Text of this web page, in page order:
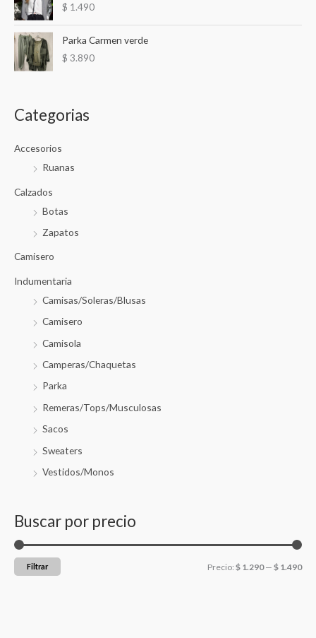
$ 1.490
Parka Carmen verde
$ 3.890
Categorias
Accesorios
Ruanas
Calzados
Botas
Zapatos
Camisero
Indumentaria
Camisas/Soleras/Blusas
Camisero
Camisola
Camperas/Chaquetas
Parka
Remeras/Tops/Musculosas
Sacos
Sweaters
Vestidos/Monos
Buscar por precio
Filtrar Precio: $ 1.290— $ 1.490